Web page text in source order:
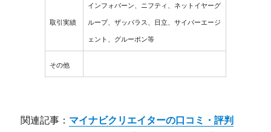
取引実績
インフォバーン、ニフティ、ネットイヤーグ
ループ、ザッパラス、日立、サイバーエージ
ェント、グルーポン等
その他
関連記事： マイナビクリエイターの口コミ・評判